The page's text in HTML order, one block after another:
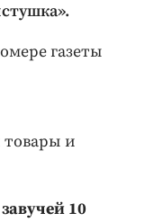
газеты
товары и
10